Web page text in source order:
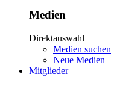
Medien
Direktauswahl
Medien suchen
Neue Medien
Mitglieder